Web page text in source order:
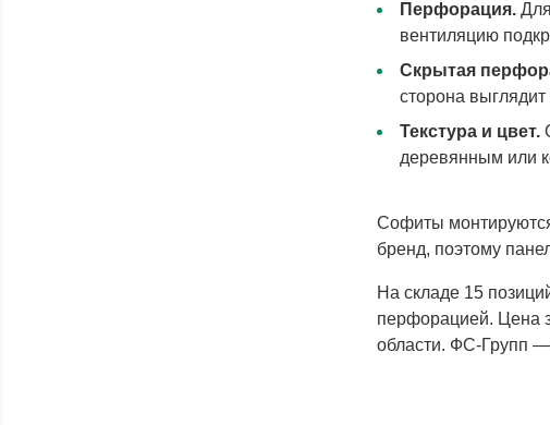
Перфорация.Для
вентиляцию
Скрытая
сторона
Текстура и цвет.
деревянным или
Софиты
бренд, поэтому
На складе 15
перфорацией. Цена
области. ФС-Групп